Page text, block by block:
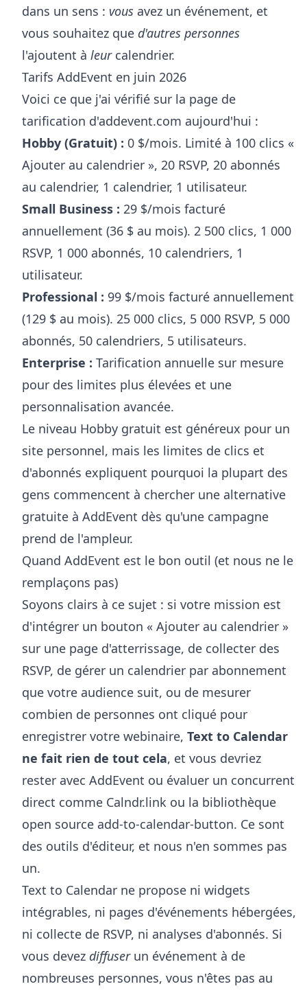
dans un sens : vous avez un événement, et
vous souhaitez que d'autres personnes
l'ajoutent à leurcalendrier.
Tarifs AddEvent en juin 2026
Voici ce que j'ai vérifié sur la page de
tarification d'addevent.com aujourd'hui :
Hobby (Gratuit) : 0 $/mois. Limité à 100 clics «
Ajouter au calendrier », 20 RSVP, 20 abonnés
au calendrier, 1 calendrier, 1 utilisateur.
Small Business : 29 $/mois facturé
annuellement (36 $ au mois). 2 500 clics, 1 000
RSVP, 1 000 abonnés, 10 calendriers, 1
utilisateur.
Professional : 99 $/mois facturé annuellement
(129 $ au mois). 25 000 clics, 5 000 RSVP, 5 000
abonnés, 50 calendriers, 5 utilisateurs.
Enterprise : Tarification annuelle sur mesure
pour des limites plus élevées et une
personnalisation avancée.
Le niveau Hobby gratuit est généreux pour un
site personnel, mais les limites de clics et
d'abonnés expliquent pourquoi la plupart des
gens commencent à chercher une alternative
gratuite à AddEvent dès qu'une campagne
prend de l'ampleur.
Quand AddEvent est le bon outil (et nous ne le
remplaçons pas)
Soyons clairs à ce sujet : si votre mission est
d'intégrer un bouton « Ajouter au calendrier »
sur une page d'atterrissage, de collecter des
RSVP, de gérer un calendrier par abonnement
que votre audience suit, ou de mesurer
combien de personnes ont cliqué pour
enregistrer votre webinaire, Text to Calendar
ne fait rien de tout cela, et vous devriez
rester avec AddEvent ou évaluer un concurrent
direct comme Calndr.link ou la bibliothèque
open source add-to-calendar-button. Ce sont
des outils d'éditeur, et nous n'en sommes pas
un.
Text to Calendar ne propose ni widgets
intégrables, ni pages d'événements hébergées,
ni collecte de RSVP, ni analyses d'abonnés. Si
vous devez diffuserun événement à de
nombreuses personnes, vous n'êtes pas au